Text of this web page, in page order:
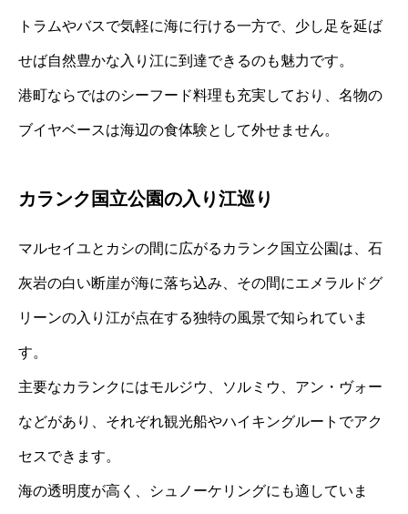
トラムやバスで気軽に海に行ける一方で、少し足を延ば
せば自然豊かな入り江に到達できるのも魅力です。
港町ならではのシーフード料理も充実しており、名物の
ブイヤベースは海辺の食体験として外せません。
カランク国立公園の入り江巡り
マルセイユとカシの間に広がるカランク国立公園は、石
灰岩の白い断崖が海に落ち込み、その間にエメラルドグ
リーンの入り江が点在する独特の風景で知られていま
す。
主要なカランクにはモルジウ、ソルミウ、アン・ヴォー
などがあり、それぞれ観光船やハイキングルートでアク
セスできます。
海の透明度が高く、シュノーケリングにも適していま